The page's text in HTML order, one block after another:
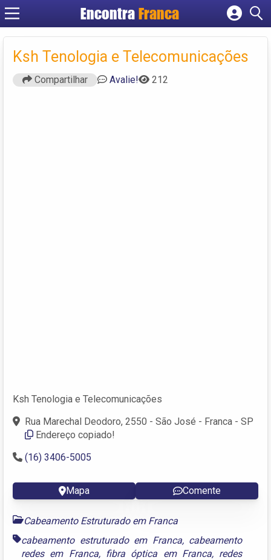
Encontra Franca
Cadastrar empresa
Criar conta
Ksh Tenologia e Telecomunicações
Compartilhar Avalie! 212
Ksh Tenologia e Telecomunicações
Rua Marechal Deodoro, 2550 - São José - Franca - SP
Endereço copiado!
(16) 3406-5005
Mapa Comente
Cabeamento Estruturado em Franca
cabeamento estruturado em Franca, cabeamento
redes em Franca, fibra óptica em Franca, redes